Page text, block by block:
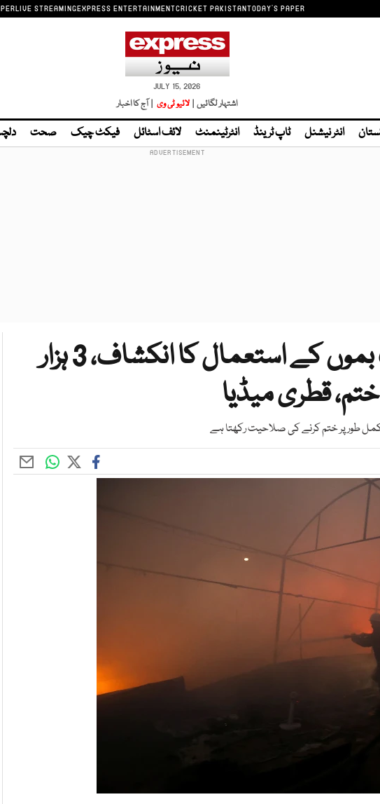
LIVE STREAMINGEXPRESS ENTERTAINMENTCRICKET PAKISTANTODAY'S PAPER
JULY 15, 2026
اشتہار لگائیں | لائیو ٹی وی | آج کا اخبار
انٹر نیشنل ٹاپ ٹرینڈ انٹرٹینمنٹ لائف اسٹائل فیکٹ چیک صحت
غزہ، امریکی تھرموبیرک بموں کے استعمال کا انکشاف، 3 ہزار
قطری میڈیا